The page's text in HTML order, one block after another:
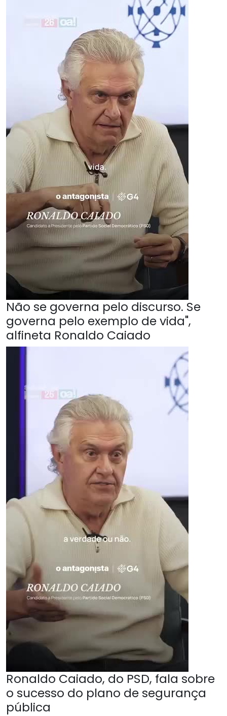
Não se governa pelo discurso. Se
governa pelo exemplo de vida",
alfineta Ronaldo Caiado
Ronaldo Caiado, do PSD, fala sobre
o sucesso do plano de segurança
pública